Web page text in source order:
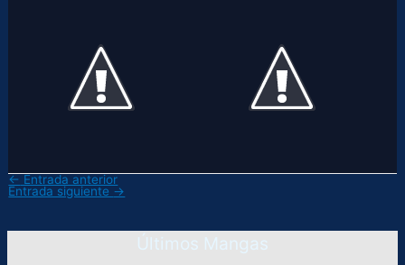
← Entrada anterior
Entrada siguiente →
Últimos Mangas